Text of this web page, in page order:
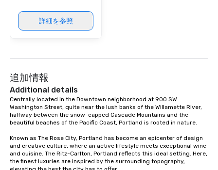
in that "golden hour"
engaged and
the night. ► Pop Nouveau has
decades of
ready to provide you
soundtrack to
of your special day!
詳細を参照
追加情報
Additional details
Centrally located in the Downtown neighborhood at 900 SW
Washington Street, quite near the lush banks of the Willamette River,
halfway between the snow-capped Cascade Mountains and the
beautiful beaches of the Pacific Coast, Portland is rooted in nature.
Known as The Rose City, Portland has become an epicenter of design
and creative culture, where an active lifestyle meets exceptional wine
and cuisine. The Ritz-Carlton, Portland reflects this ideal setting. Here,
the finest luxuries are inspired by the surrounding topography,